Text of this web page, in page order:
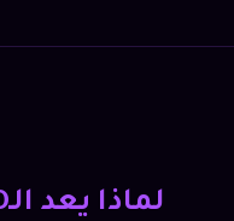
لماذا يعد الـSEO مهمًا